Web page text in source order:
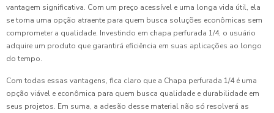
vantagem significativa. Com um preço acessível e uma longa vida útil, ela
se torna uma opção atraente para quem busca soluções econômicas sem
comprometer a qualidade. Investindo em chapa perfurada 1/4, o usuário
adquire um produto que garantirá eficiência em suas aplicações ao longo
do tempo.
Com todas essas vantagens, fica claro que a Chapa perfurada 1/4 é uma
opção viável e econômica para quem busca qualidade e durabilidade em
seus projetos. Em suma, a adesão desse material não só resolverá as